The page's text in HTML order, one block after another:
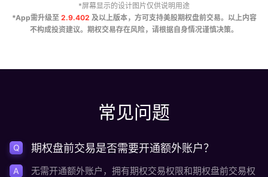
*屏幕显示的设计图片仅供说明用途
*App需升级至 2.9.402 及以上版本，方可支持美股期权盘前交易。以上内容
不构成投资建议。期权交易存在风险，请根据自身情况谨慎决策。
常见问题
Q 期权盘前交易是否需要开通额外账户？
A
无需开通额外账户，拥有期权交易权限和期权盘前交易权